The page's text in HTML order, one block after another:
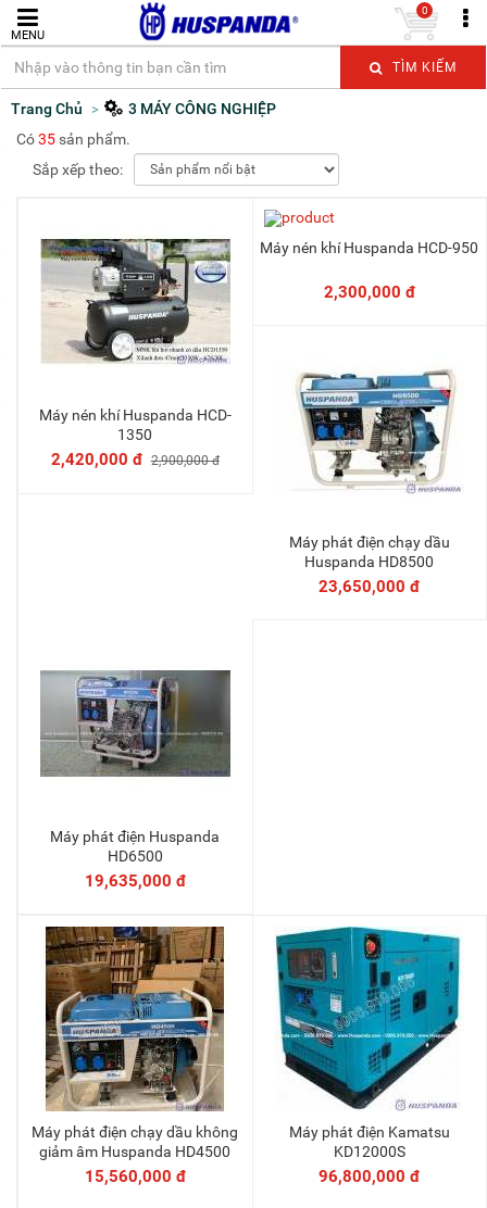
MENU
TÌM KIẾM
0
Trang Chủ
3 MÁY CÔNG NGHIỆP
Có35 sản phẩm.
Sắp xếp theo:
Thêm vào giỏ
Máy nén khí Huspanda HCD-
1350
2,420,000 đ 2,900,000 đ
Thêm vào giỏ
Máy nén khí Huspanda HCD-950
2,300,000 đ
Thêm vào giỏ
Máy phát điện chạy dầu
Huspanda HD8500
23,650,000 đ
Thêm vào giỏ
Máy phát điện Huspanda
HD6500
19,635,000 đ
Thêm vào giỏ
Máy phát điện chạy dầu không
giảm âm Huspanda HD4500
15,560,000 đ
Thêm vào giỏ
Máy phát điện Kamatsu
KD12000S
96,800,000 đ